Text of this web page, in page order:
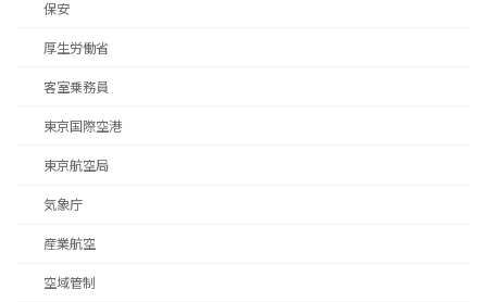
保安
厚生労働省
客室乗務員
東京国際空港
東京航空局
気象庁
産業航空
空域管制